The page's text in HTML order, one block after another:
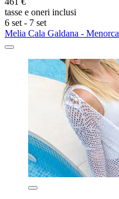
tasse e oneri inclusi
6 set - 7 set
Melia Cala Galdana - Menorca